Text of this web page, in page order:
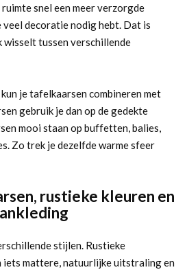
snel een meer verzorgde
decoratie nodig hebt. Dat is
wisselt tussen verschillende
je tafelkaarsen combineren met
gebruik je dan op de gedekte
mooi staan op buffetten, balies,
Zo trek je dezelfde warme sfeer
rustieke kleuren en
stijlen. Rustieke
iets mattere, natuurlijke uitstraling en